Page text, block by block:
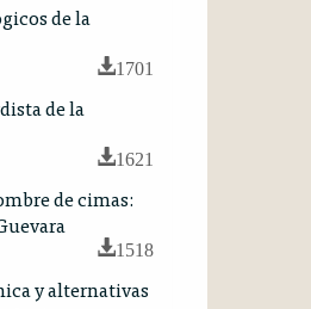
de la
1701
de la
1621
de cimas:
1518
y alternativas